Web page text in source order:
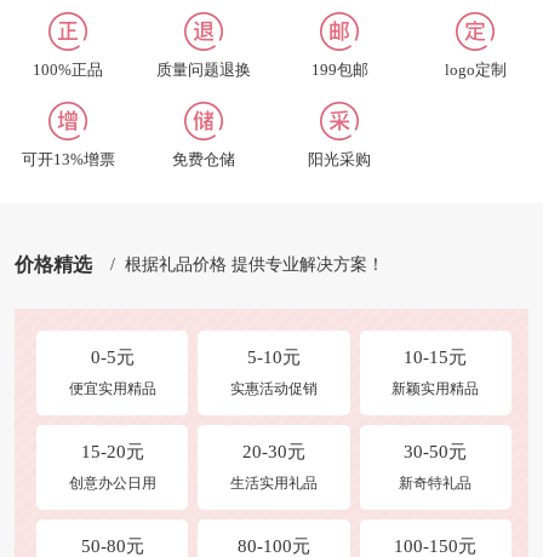
公司给大客户送什么礼品
关于我们
招聘英才
合作及洽谈
100%正品 质量问题退换 199包邮 logo定制
可开13%增票 免费仓储 阳光采购
价格精选 / 根据礼品价格 提供专业解决方案！
0-5元
便宜实用精品
5-10元
实惠活动促销
10-15元
新颖实用精品
15-20元
创意办公日用
20-30元
生活实用礼品
30-50元
新奇特礼品
50-80元 80-100元 100-150元